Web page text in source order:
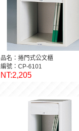
品名：捲門式公文櫃
編號：CP-6101
NT:2,205